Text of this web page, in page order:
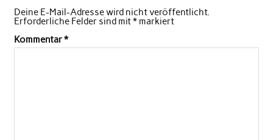
Deine E-Mail-Adresse wird nicht veröffentlicht.
Erforderliche Felder sind mit*markiert
Kommentar*